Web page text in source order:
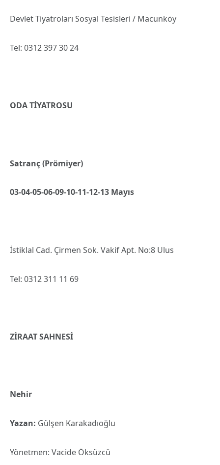
Devlet Tiyatroları Sosyal Tesisleri / Macunköy
Tel: 0312 397 30 24
ODA TİYATROSU
Satranç (Prömiyer)
03-04-05-06-09-10-11-12-13 Mayıs
İstiklal Cad. Çirmen Sok. Vakif Apt. No:8 Ulus
Tel: 0312 311 11 69
ZİRAAT SAHNESİ
Nehir
Yazan: Gülşen Karakadıoğlu
Yönetmen: Vacide Öksüzcü